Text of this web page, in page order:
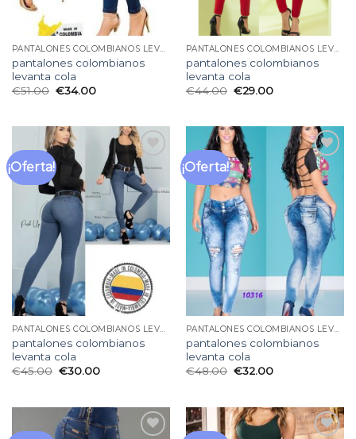
PANTALONES COLOMBIANOS LEVANTA COLA
pantalones colombianos
levanta cola
€51.00 €34.00
PANTALONES COLOMBIANOS LEVANTA COLA
pantalones colombianos
levanta cola
€44.00 €29.00
¡Oferta!
Añadir
a la
lista
de
deseos
PANTALONES COLOMBIANOS LEVANTA COLA
pantalones colombianos
levanta cola
€45.00 €30.00
¡Oferta!
Añadir
a la
lista
de
deseos
PANTALONES COLOMBIANOS LEVANTA COLA
pantalones colombianos
levanta cola
€48.00 €32.00